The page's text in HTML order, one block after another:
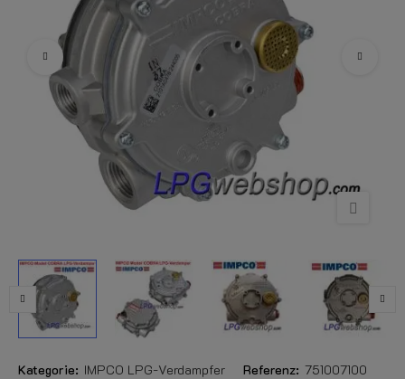
Kategorie: IMPCO LPG-Verdampfer Referenz: 751007100